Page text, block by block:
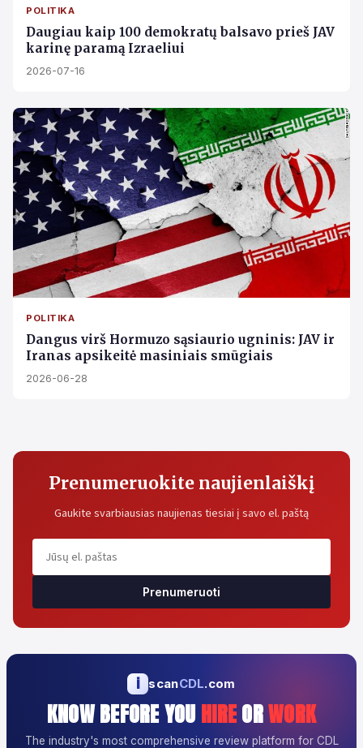
POLITIKA
Daugiau kaip 100 demokratų balsavo prieš JAV
karinę paramą Izraeliui
2026-07-16
POLITIKA
Dangus virš Hormuzo sąsiaurio ugninis: JAV ir
Iranas apsikeitė masiniais smūgiais
2026-06-28
Prenumeruokite naujienlaiškį
Gaukite svarbiausias naujienas tiesiai į savo el. paštą
Prenumeruoti
i scanCDL.com
KNOW BEFORE YOU HIREORWORK
The industry's most comprehensive review platform for CDL